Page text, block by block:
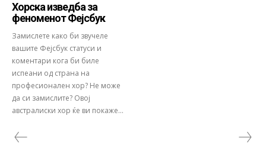
Хорска изведба за
феноменот Фејсбук
Замислете како би звучеле
вашите Фејсбук статуси и
коментари кога би биле
испеани од страна на
професионален хор? Не може
да си замислите? Овој
австралиски хор ќе ви покаже...